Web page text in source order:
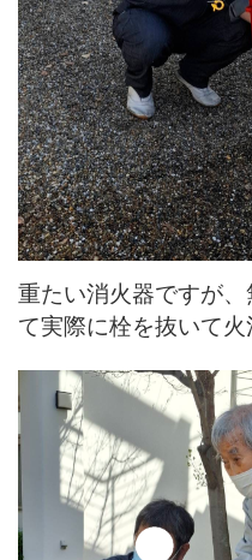
重たい消火器ですが
て実際に栓を抜いて